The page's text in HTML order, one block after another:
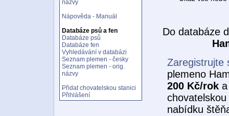
názvy
Nápověda - Manuál
Databáze psů a fen
Databáze psů
Databáze fen
Vyhledávání v databázi
Seznam plemen - česky
Seznam plemen - orig.
názvy
Přidat chovatelskou stanici
Přihlášení
Do databáze
Zaregistrujte
plemeno
200 Kč/rok
nabídku